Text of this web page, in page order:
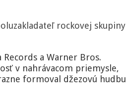
rockovej skupiny
a Warner Bros.
v nahrávacom priemysle,
formoval džezovú hudbu